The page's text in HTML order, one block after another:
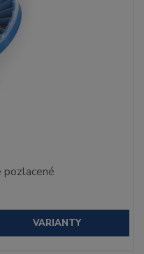
pozlacené
VARIANTY